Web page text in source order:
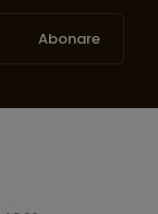
Abonare